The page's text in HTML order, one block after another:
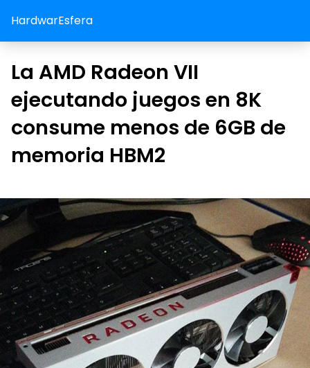
HardwarEsfera
La AMD Radeon VII
ejecutando juegos en 8K
consume menos de 6GB de
memoria HBM2